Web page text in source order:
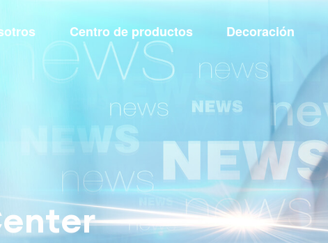
Centro de productos Decoración